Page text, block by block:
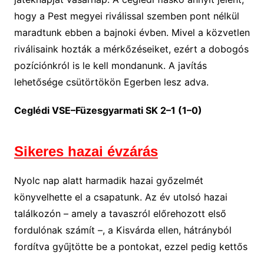
hogy a Pest megyei riválissal szemben pont nélkül
maradtunk ebben a bajnoki évben. Mivel a közvetlen
riválisaink hozták a mérkőzéseiket, ezért a dobogós
pozíciónkról is le kell mondanunk. A javítás
lehetősége csütörtökön Egerben lesz adva.
Ceglédi VSE–Füzesgyarmati SK 2–1 (1–0)
Sikeres hazai évzárás
Nyolc nap alatt harmadik hazai győzelmét
könyvelhette el a csapatunk. Az év utolsó hazai
találkozón – amely a tavaszról előrehozott első
fordulónak számít –, a Kisvárda ellen, hátrányból
fordítva gyűjtötte be a pontokat, ezzel pedig kettős